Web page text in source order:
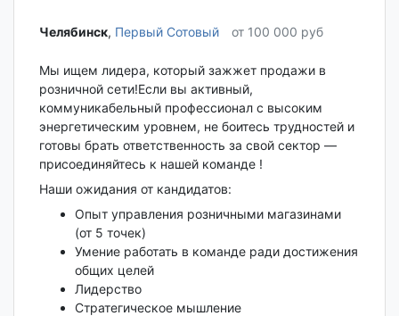
Челябинск‎, Первый Сотовый от 100 000 руб
Мы ищем лидера, который зажжет продажи в
розничной сети!Если вы активный,
коммуникабельный профессионал с высоким
энергетическим уровнем, не боитесь трудностей и
готовы брать ответственность за свой сектор —
присоединяйтесь к нашей команде !
Наши ожидания от кандидатов:
Опыт управления розничными магазинами
(от 5 точек)
Умение работать в команде ради достижения
общих целей
Лидерство
Стратегическое мышление